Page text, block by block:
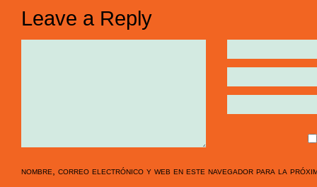
Leave a Reply
nombre, correo electrónico y web en este navegador para la